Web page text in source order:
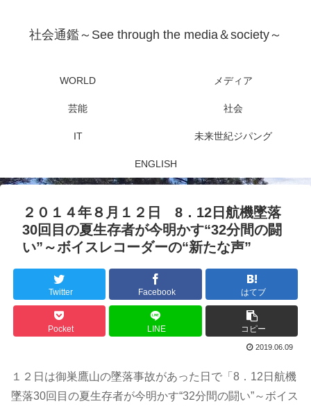
社会通鑑～See through the media＆society～
WORLD メディア
芸能 社会
IT 未来世紀ジパング
ENGLISH
２０１４年８月１２日 8．12日航機墜落
30回目の夏生存者が今明かす“32分間の闘
い”～ボイスレコーダーの“新たな声”
Twitter Facebook はてブ
Pocket LINE コピー
2019.06.09
１２日は御巣鷹山の墜落事故があった日で「8．12日航機
墜落30回目の夏生存者が今明かす“32分間の闘い”～ボイス